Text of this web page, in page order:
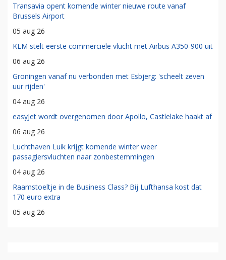
Transavia opent komende winter nieuwe route vanaf
Brussels Airport
05 aug 26
KLM stelt eerste commerciële vlucht met Airbus A350-900 uit
06 aug 26
Groningen vanaf nu verbonden met Esbjerg: 'scheelt zeven
uur rijden'
04 aug 26
easyJet wordt overgenomen door Apollo, Castlelake haakt af
06 aug 26
Luchthaven Luik krijgt komende winter weer
passagiersvluchten naar zonbestemmingen
04 aug 26
Raamstoeltje in de Business Class? Bij Lufthansa kost dat
170 euro extra
05 aug 26